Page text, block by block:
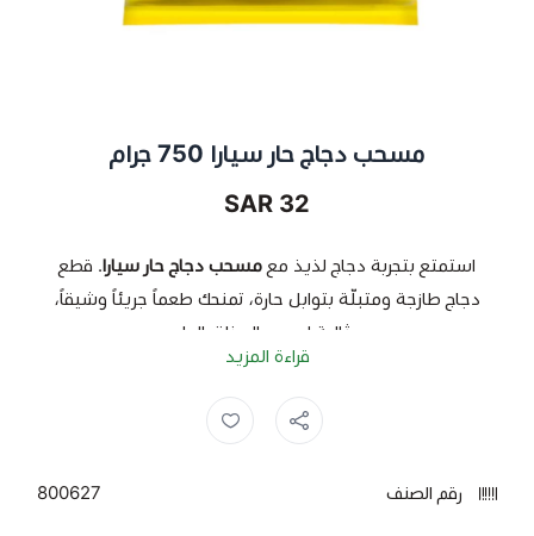
مسحب دجاج حار سيارا 750 جرام
32 SAR
استمتع بتجربة دجاج لذيذ مع مسحب دجاج حار سيارا. قطع
دجاج طازجة ومتبلّة بتوابل حارة، تمنحك طعماً جريئاً وشيقاً،
مثالية لمحبي المذاق الحار.
المميزات:
: دجاج متبل بتوابل حارة توفر طعماً مميزاً
حجم مناسب
قراءة المزيد
رقم الصنف 800627